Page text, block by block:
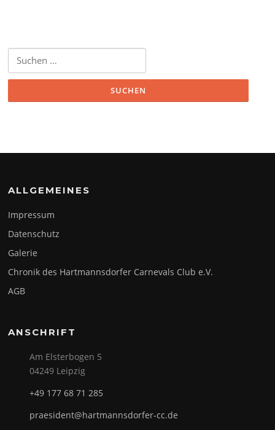
Suchen
nach:
ALLGEMEINES
Impressum
Datenschutz
Galerie
Chronik des Hartmannsdorfer Carnevals Club e.V.
AGB
ANSCHRIFT
Am Elsterbogen 5
04249 Leipzig
+49 177 68 71 285
praesident@hartmannsdorfer-cc.de